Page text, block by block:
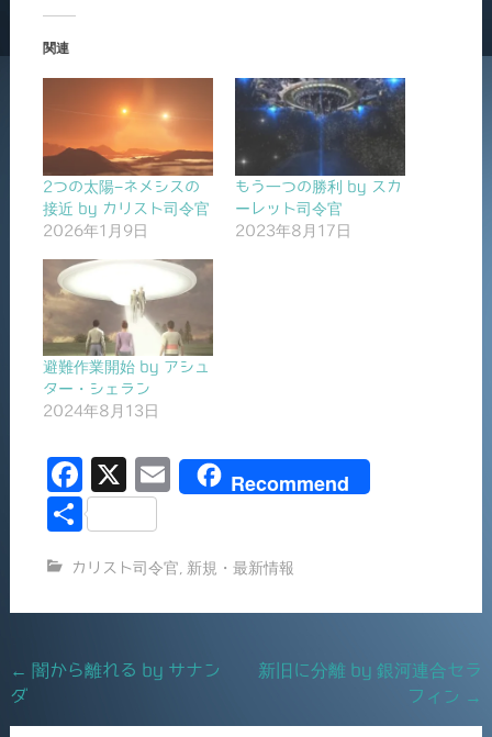
関連
2つの太陽−ネメシスの
接近 by カリスト司令官
2026年1月9日
もう一つの勝利 by スカ
ーレット司令官
2023年8月17日
避難作業開始 by アシュ
ター・シェラン
2024年8月13日
F
a
e
b
o
k
X
E
l
Recommend
共
カリスト司令官 新規・最新情報
Post
navigation
← 闇から離れる by サナン
ダ
新旧に分離 by 銀河連合セラ
フィン →